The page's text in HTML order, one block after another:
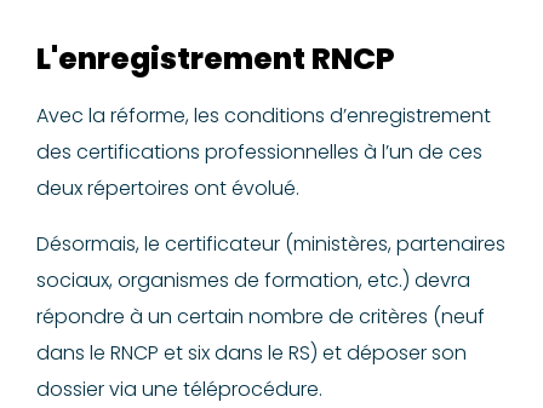
L'enregistrement RNCP
Avec la réforme, les conditions d’enregistrement
des certifications professionnelles à l’un de ces
deux répertoires ont évolué.
Désormais, le certificateur (ministères, partenaires
sociaux, organismes de formation, etc.) devra
répondre à un certain nombre de critères (neuf
dans le RNCP et six dans le RS) et déposer son
dossier via une téléprocédure.